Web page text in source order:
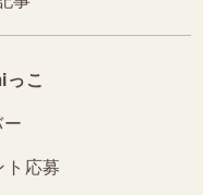
こ
応募